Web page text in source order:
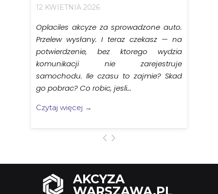
AKCYZA
WARSZAWA.PL
12 KWIETNIA 2026
Oplaciles akcyze za sprowadzone auto.
Przelew wysłany. I teraz czekasz — na
potwierdzenie, bez ktorego wydzia
komunikacji nie zarejestruje
samochodu. Ile czasu to zajmie? Skad
go pobrac? Co robic, jesli...
Czytaj więcej →